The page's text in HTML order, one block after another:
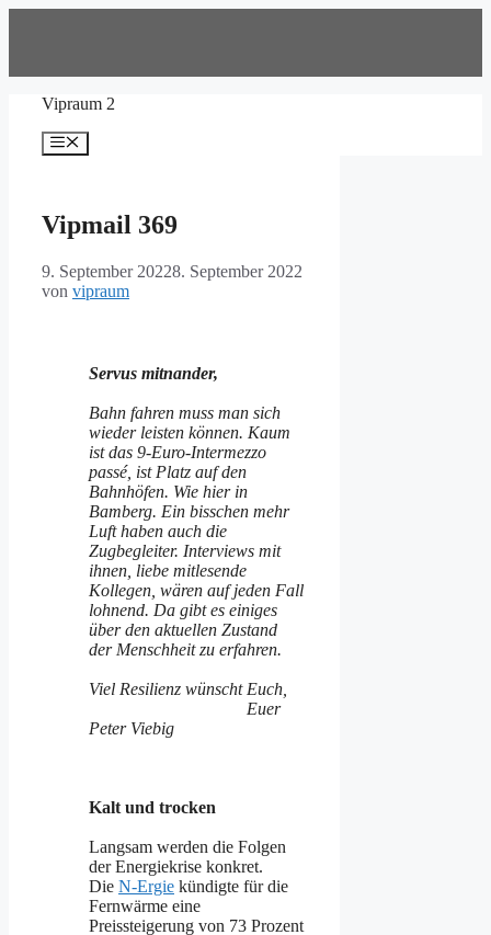
Vipraum 2
Menü
Vipmail 369
9. September 20228. September 2022
von vipraum
Servus mitnander,
Bahn fahren muss man sich
wieder leisten können. Kaum
ist das 9-Euro-Intermezzo
passé, ist Platz auf den
Bahnhöfen. Wie hier in
Bamberg. Ein bisschen mehr
Luft haben auch die
Zugbegleiter. Interviews mit
ihnen, liebe mitlesende
Kollegen, wären auf jeden Fall
lohnend. Da gibt es einiges
über den aktuellen Zustand
der Menschheit zu erfahren.
Viel Resilienz wünscht Euch,
Euer
Peter Viebig
Kalt und trocken
Langsam werden die Folgen
der Energiekrise konkret.
Die N-Ergie kündigte für die
Fernwärme eine
Preissteigerung von 73 Prozent